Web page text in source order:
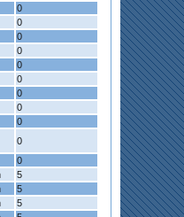
0
0
0
0
0
0
0
0
0
0
0
5
5
5